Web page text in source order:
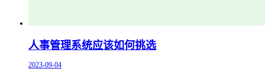
人事管理系统应该如何挑选
2023-09-04